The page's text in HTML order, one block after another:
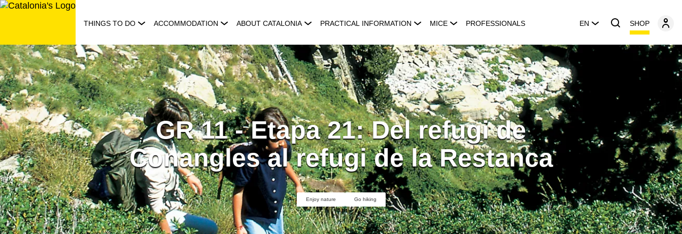
Skip
THINGS TO DO ACCOMMODATION ABOUT CATALONIA PRACTICAL INFORMATION MICE PROFESSIONALS EN SHOP
GR 11 - Etapa 21: Del refugi de
Conangles al refugi de la Restanca
Enjoy nature Go hiking